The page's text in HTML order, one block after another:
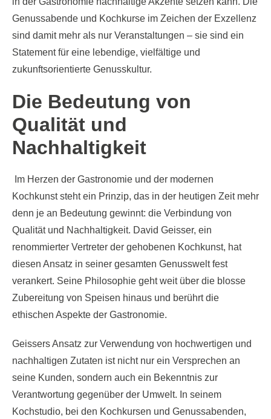
Genussabende und Kochkurse im Zeichen der Exzellenz
sind damit mehr als nur Veranstaltungen – sie sind ein
Statement für eine lebendige, vielfältige und
zukunftsorientierte Genusskultur.
Die Bedeutung von
Qualität und
Nachhaltigkeit
Im Herzen der Gastronomie und der modernen
Kochkunst steht ein Prinzip, das in der heutigen Zeit mehr
denn je an Bedeutung gewinnt: die Verbindung von
Qualität und Nachhaltigkeit. David Geisser, ein
renommierter Vertreter der gehobenen Kochkunst, hat
diesen Ansatz in seiner gesamten Genusswelt fest
verankert. Seine Philosophie geht weit über die blosse
Zubereitung von Speisen hinaus und berührt die
ethischen Aspekte der Gastronomie.
Geissers Ansatz zur Verwendung von hochwertigen und
nachhaltigen Zutaten ist nicht nur ein Versprechen an
seine Kunden, sondern auch ein Bekenntnis zur
Verantwortung gegenüber der Umwelt. In seinem
Kochstudio, bei den Kochkursen und Genussabenden,